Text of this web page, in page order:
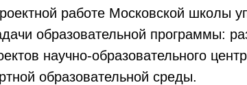
работе Московской школы
образовательной программы:
научно-образовательного
образовательной среды.